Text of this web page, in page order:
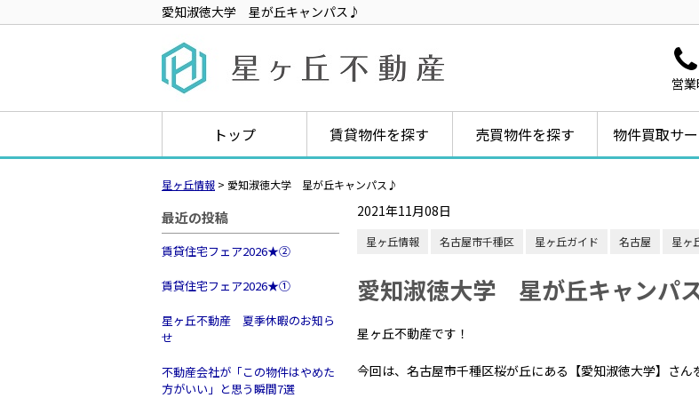
愛知淑徳大学 星が丘キャンパス♪
営
トップ 賃貸物件を探す 売買物件を探す 物件買取サ
星ヶ丘情報 > 愛知淑徳大学 星が丘キャンパス♪
最近の投稿
賃貸住宅フェア2026★➁
賃貸住宅フェア2026★①
星ヶ丘不動産 夏季休暇のお知ら
せ
不動産会社が「この物件はやめた
方がいい」と思う瞬間7選
2021年11月08日
星ヶ丘情報 名古屋市千種区 星ヶ丘ガイド 名古屋 星ヶ
愛知淑徳大学 星が丘キャンパ
星ヶ丘不動産です！
今回は、名古屋市千種区桜が丘にある【愛知淑徳大学】さん